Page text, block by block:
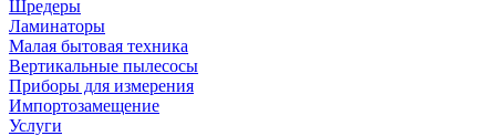
Шредеры
Ламинаторы
Малая бытовая техника
Вертикальные пылесосы
Приборы для измерения
Импортозамещение
Услуги